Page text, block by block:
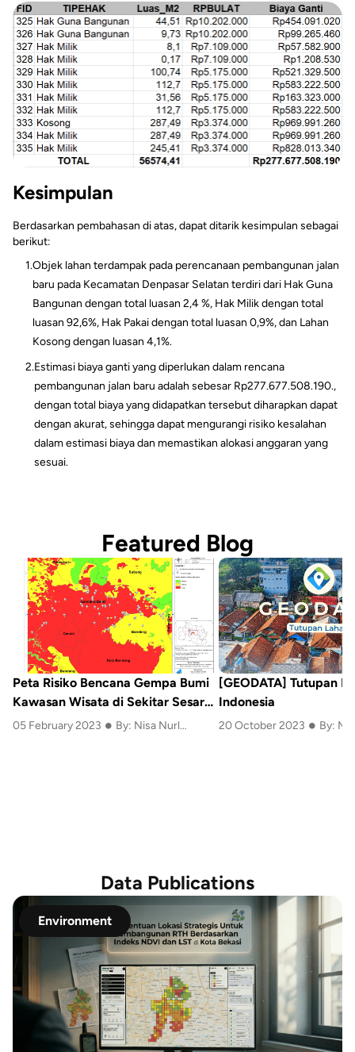
Kesimpulan
Berdasarkan pembahasan di atas, dapat ditarik kesimpulan sebagai
berikut:
1.Objek lahan terdampak pada perencanaan pembangunan jalan
baru pada Kecamatan Denpasar Selatan terdiri dari Hak Guna
Bangunan dengan total luasan 2,4 %, Hak Milik dengan total
luasan 92,6%, Hak Pakai dengan total luasan 0,9%, dan Lahan
Kosong dengan luasan 4,1%.
2.Estimasi biaya ganti yang diperlukan dalam rencana
pembangunan jalan baru adalah sebesar Rp277.677.508.190.,
dengan total biaya yang didapatkan tersebut diharapkan dapat
dengan akurat, sehingga dapat mengurangi risiko kesalahan
dalam estimasi biaya dan memastikan alokasi anggaran yang
sesuai.
Featured Blog
Peta Risiko Bencana Gempa Bumi
Kawasan Wisata di Sekitar Sesar
Lembang
05 February 2023 • By: Nisa Nurlatifa Rahmah
[GEODATA] Tutupan
Indonesia
20 October 2023 • By:
Data Publications
Environment